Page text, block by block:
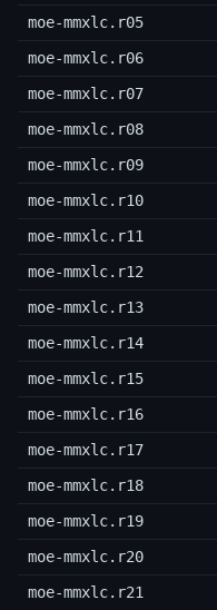
moe-mmxlc.r05
moe-mmxlc.r06
moe-mmxlc.r07
moe-mmxlc.r08
moe-mmxlc.r09
moe-mmxlc.r10
moe-mmxlc.r11
moe-mmxlc.r12
moe-mmxlc.r13
moe-mmxlc.r14
moe-mmxlc.r15
moe-mmxlc.r16
moe-mmxlc.r17
moe-mmxlc.r18
moe-mmxlc.r19
moe-mmxlc.r20
moe-mmxlc.r21